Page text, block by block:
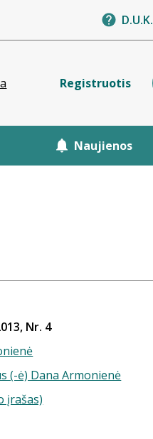
D.U.K.
Registruotis
Naujienos
Nr. 4
(-ė) Dana Armonienė
įrašas)